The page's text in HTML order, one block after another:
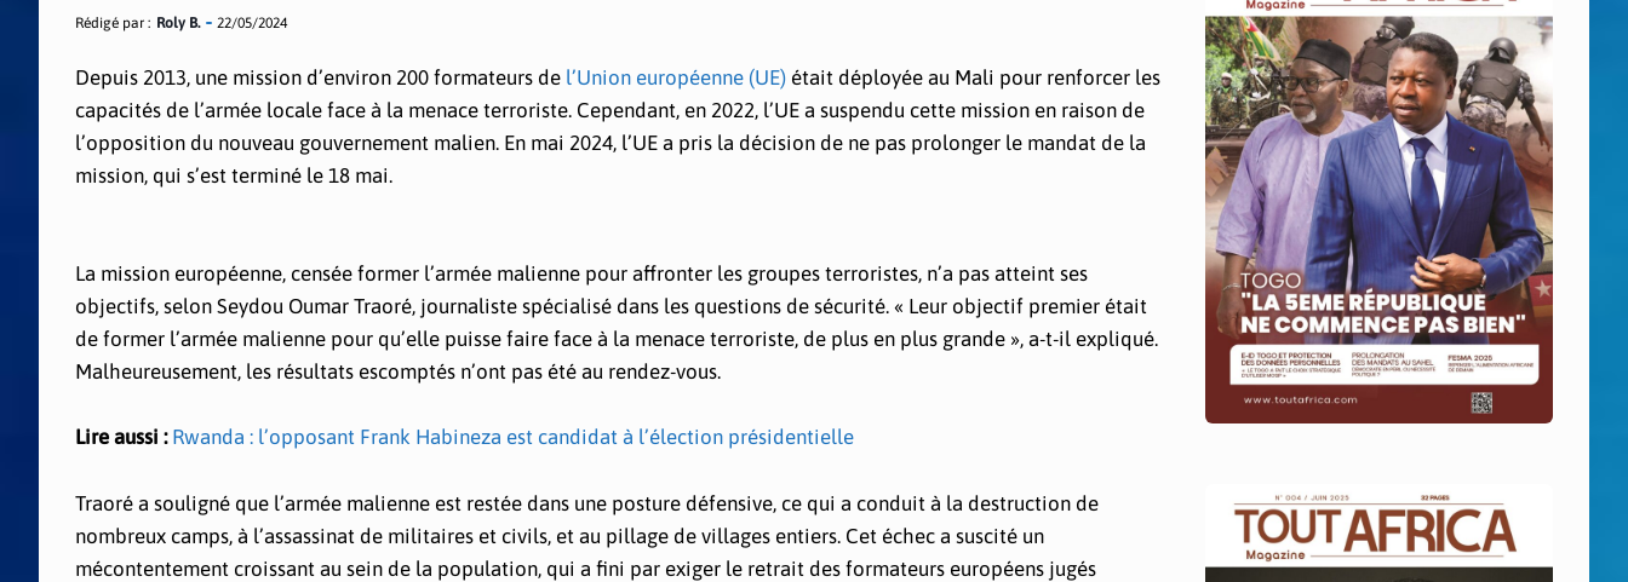
Rédigé par : Roly B. 22/05/2024
Depuis 2013, une mission d’environ 200 formateurs de l’Union européenne (UE) était déployée au Mali pour renforcer les
capacités de l’armée locale face à la menace terroriste. Cependant, en 2022, l’UE a suspendu cette mission en raison de
l’opposition du nouveau gouvernement malien. En mai 2024, l’UE a pris la décision de ne pas prolonger le mandat de la
mission, qui s’est terminé le 18 mai.
La mission européenne, censée former l’armée malienne pour affronter les groupes terroristes, n’a pas atteint ses
objectifs, selon Seydou Oumar Traoré, journaliste spécialisé dans les questions de sécurité. « Leur objectif premier était
de former l’armée malienne pour qu’elle puisse faire face à la menace terroriste, de plus en plus grande », a-t-il expliqué.
Malheureusement, les résultats escomptés n’ont pas été au rendez-vous.
Lire aussi : Rwanda : l’opposant Frank Habineza est candidat à l’élection présidentielle
Traoré a souligné que l’armée malienne est restée dans une posture défensive, ce qui a conduit à la destruction de
nombreux camps, à l’assassinat de militaires et civils, et au pillage de villages entiers. Cet échec a suscité un
mécontentement croissant au sein de la population, qui a fini par exiger le retrait des formateurs européens jugés